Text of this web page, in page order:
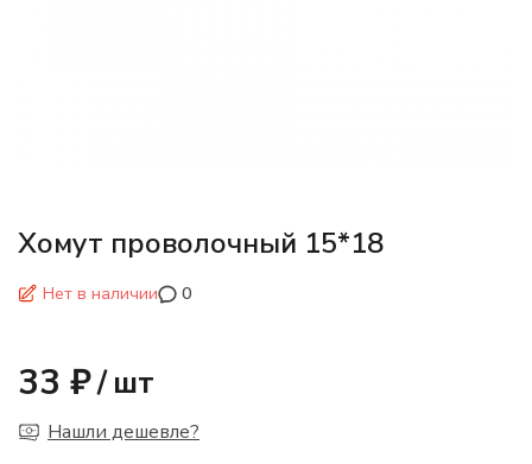
Хомут проволочный 15*18
Нет в наличии 0
33 ₽/ шт
Нашли дешевле?